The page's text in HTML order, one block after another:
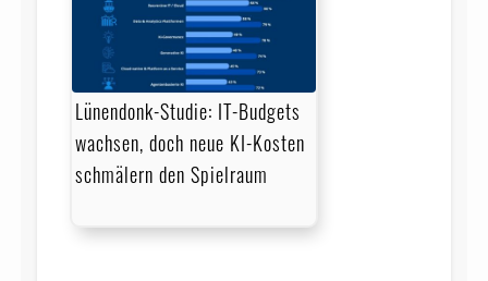
Lünendonk-Studie: IT-Budgets
wachsen, doch neue KI-Kosten
schmälern den Spielraum